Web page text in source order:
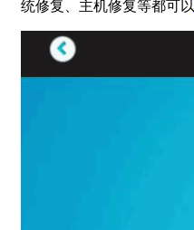
统修复、主机修复等都可以